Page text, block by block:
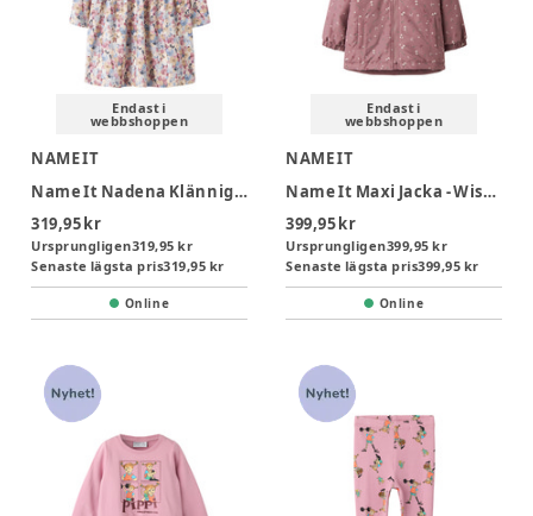
Endast i
webbshoppen
NAME IT
Name It Nadena Klännig - Peyote Melange
319,95 kr
Ursprungligen319,95 kr
Senaste lägsta pris319,95 kr
Online
Endast i
webbshoppen
NAME IT
Name It Maxi Jacka - Wistful Mauve
399,95 kr
Ursprungligen399,95 kr
Senaste lägsta pris399,95 kr
Online